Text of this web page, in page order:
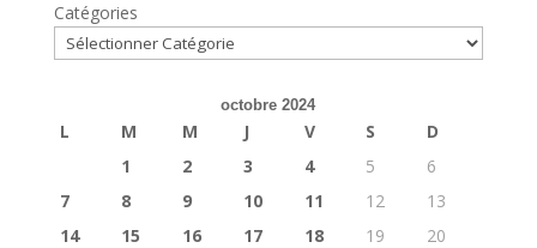
Catégories
octobre 2024
L M M J V S
D
1
2 3 4 5
6
7
8 9 10 11 12
13
14
15 16 17 18 19 20